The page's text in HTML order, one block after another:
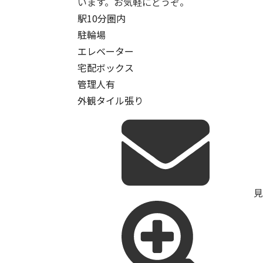
駅10分圏内
駐輪場
エレベーター
宅配ボックス
管理人有
外観タイル張り